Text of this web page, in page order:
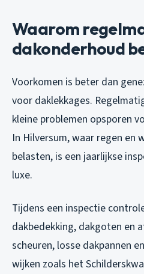
Waarom
dakonderhoud
Voorkomen is beter dan
voor daklekkages.
kleine problemen opsporen
In Hilversum, waar regen en
belasten, is een jaarlijkse
luxe.
Tijdens een inspectie
dakbedekking, dakgoten en
scheuren, losse dakpannen
wijken zoals het